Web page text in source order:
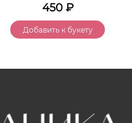
450₽
Добавить к букету